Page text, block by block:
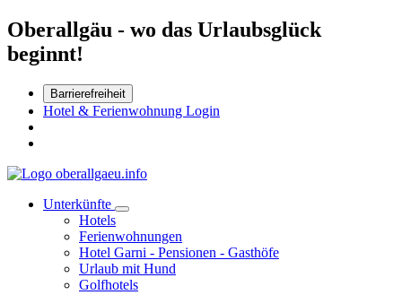
Oberallgäu - wo das Urlaubsglück
beginnt!
Barrierefreiheit
Hotel & Ferienwohnung Login
Unterkünfte
Hotels
Ferienwohnungen
Hotel Garni - Pensionen - Gasthöfe
Urlaub mit Hund
Golfhotels